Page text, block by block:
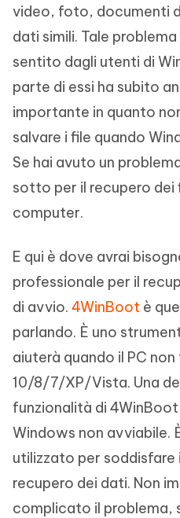
video, foto, documenti
dati simili. Tale
sentito dagli utenti di
parte di essi ha subito
importante in quanto
salvare i file quando
Se hai avuto un
sotto per il recupero dei
computer.
E qui è dove avrai
professionale per il
di avvio. 4WinBoot è
parlando. È uno
aiuterà quando il PC
10/8/7/XP/Vista. Una
funzionalità di
Windows non avviabile.
utilizzato per
recupero dei dati. Non
complicato il problema,